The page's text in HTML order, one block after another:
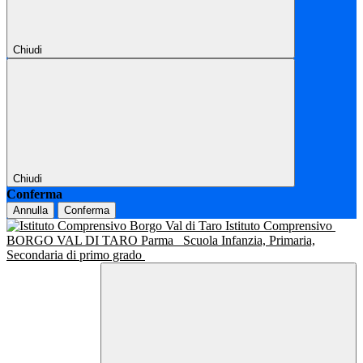
Chiudi
Chiudi
Conferma
Annulla Conferma
Istituto Comprensivo
BORGO VAL DI TARO Parma
Scuola Infanzia, Primaria,
Secondaria di primo grado